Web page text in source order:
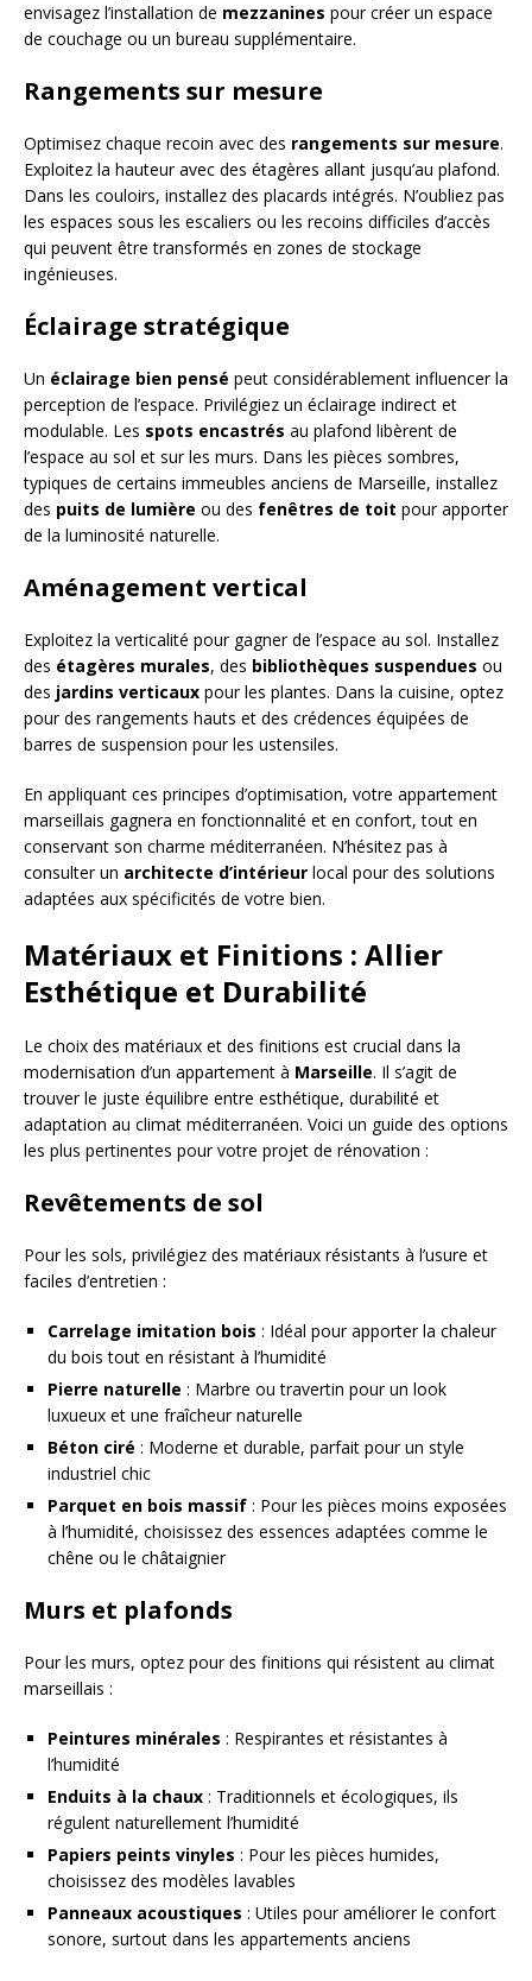
envisagez l’installation de mezzanines pour créer un espace
de couchage ou un bureau supplémentaire.
Rangements sur mesure
Optimisez chaque recoin avec des rangements sur mesure.
Exploitez la hauteur avec des étagères allant jusqu’au plafond.
Dans les couloirs, installez des placards intégrés. N’oubliez pas
les espaces sous les escaliers ou les recoins difficiles d’accès
qui peuvent être transformés en zones de stockage
ingénieuses.
Éclairage stratégique
Un éclairage bien pensé peut considérablement influencer la
perception de l’espace. Privilégiez un éclairage indirect et
modulable. Les spots encastrés au plafond libèrent de
l’espace au sol et sur les murs. Dans les pièces sombres,
typiques de certains immeubles anciens de Marseille, installez
des puits de lumière ou des fenêtres de toit pour apporter
de la luminosité naturelle.
Aménagement vertical
Exploitez la verticalité pour gagner de l’espace au sol. Installez
des étagères murales, des bibliothèques suspendues ou
des jardins verticaux pour les plantes. Dans la cuisine, optez
pour des rangements hauts et des crédences équipées de
barres de suspension pour les ustensiles.
En appliquant ces principes d’optimisation, votre appartement
marseillais gagnera en fonctionnalité et en confort, tout en
conservant son charme méditerranéen. N’hésitez pas à
consulter un architecte d’intérieur local pour des solutions
adaptées aux spécificités de votre bien.
Matériaux et Finitions : Allier
Esthétique et Durabilité
Le choix des matériaux et des finitions est crucial dans la
modernisation d’un appartement à Marseille. Il s’agit de
trouver le juste équilibre entre esthétique, durabilité et
adaptation au climat méditerranéen. Voici un guide des options
les plus pertinentes pour votre projet de rénovation :
Revêtements de sol
Pour les sols, privilégiez des matériaux résistants à l’usure et
faciles d’entretien :
Carrelage imitation bois : Idéal pour apporter la chaleur
du bois tout en résistant à l’humidité
Pierre naturelle : Marbre ou travertin pour un look
luxueux et une fraîcheur naturelle
Béton ciré : Moderne et durable, parfait pour un style
industriel chic
Parquet en bois massif : Pour les pièces moins exposées
à l’humidité, choisissez des essences adaptées comme le
chêne ou le châtaignier
Murs et plafonds
Pour les murs, optez pour des finitions qui résistent au climat
marseillais :
Peintures minérales : Respirantes et résistantes à
l’humidité
Enduits à la chaux : Traditionnels et écologiques, ils
régulent naturellement l’humidité
Papiers peints vinyles : Pour les pièces humides,
choisissez des modèles lavables
Panneaux acoustiques : Utiles pour améliorer le confort
sonore, surtout dans les appartements anciens